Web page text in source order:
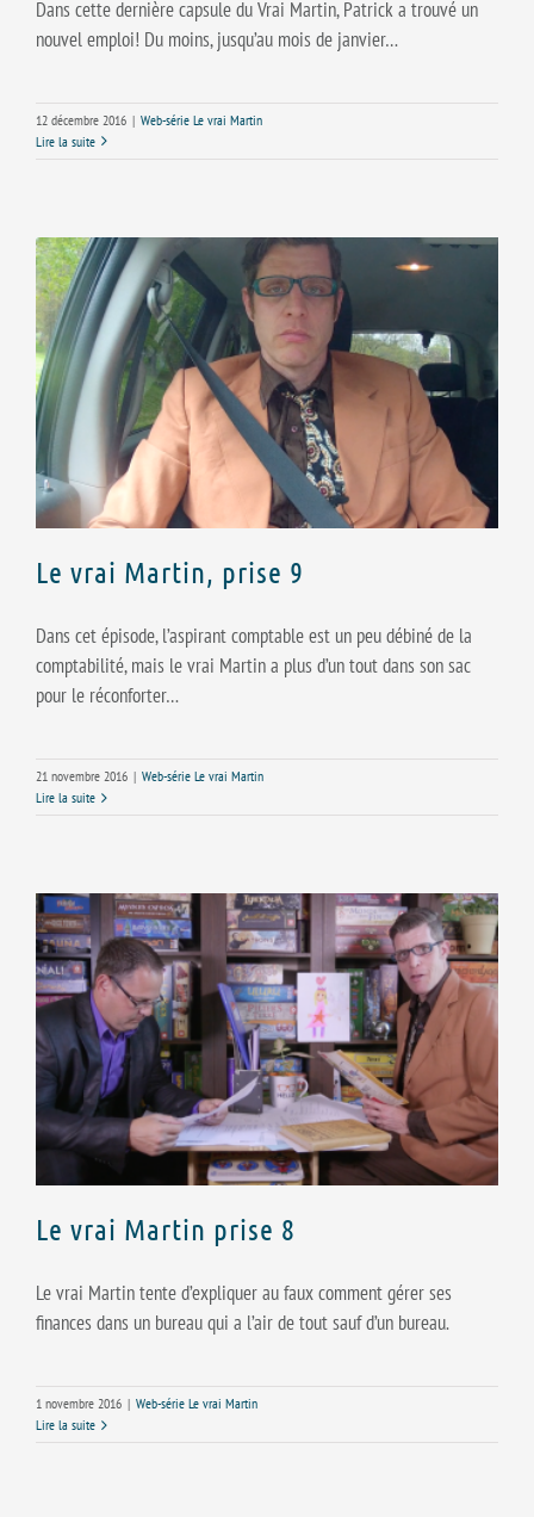
Dans cette dernière capsule du Vrai Martin, Patrick a trouvé un
nouvel emploi! Du moins, jusqu’au mois de janvier…
12 décembre 2016 | Web-série Le vrai Martin
Lire la suite
Le vrai Martin, prise 9
Dans cet épisode, l’aspirant comptable est un peu débiné de la
comptabilité, mais le vrai Martin a plus d’un tout dans son sac
pour le réconforter…
21 novembre 2016 | Web-série Le vrai Martin
Lire la suite
Le vrai Martin prise 8
Le vrai Martin tente d’expliquer au faux comment gérer ses
finances dans un bureau qui a l’air de tout sauf d’un bureau.
1 novembre 2016 | Web-série Le vrai Martin
Lire la suite